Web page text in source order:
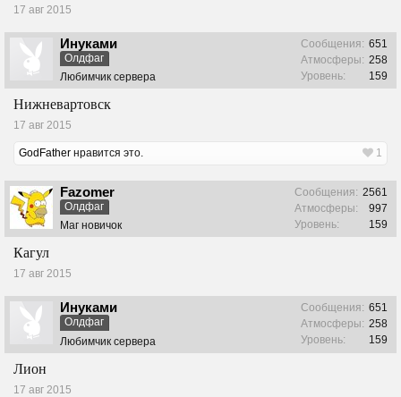
17 авг 2015
Инуками
Олдфаг
Любимчик сервера
Сообщения: 651
Атмосферы: 258
Уровень:
159
Нижневартовск
17 авг 2015
GodFather нравится это. 1
Fazomer
Олдфаг
Маг новичок
Сообщения: 2561
Атмосферы:
997
Уровень:
159
Кагул
17 авг 2015
Инуками
Олдфаг
Любимчик сервера
Сообщения: 651
Атмосферы: 258
Уровень:
159
Лион
17 авг 2015